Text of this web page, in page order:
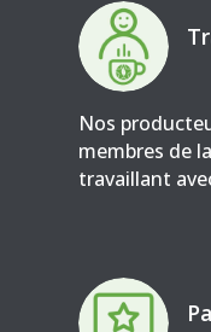
Nos
membres de
travaillant